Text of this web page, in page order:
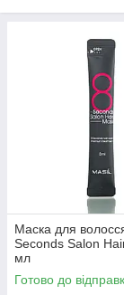
Маска для
Seconds Salon
мл
Готово до